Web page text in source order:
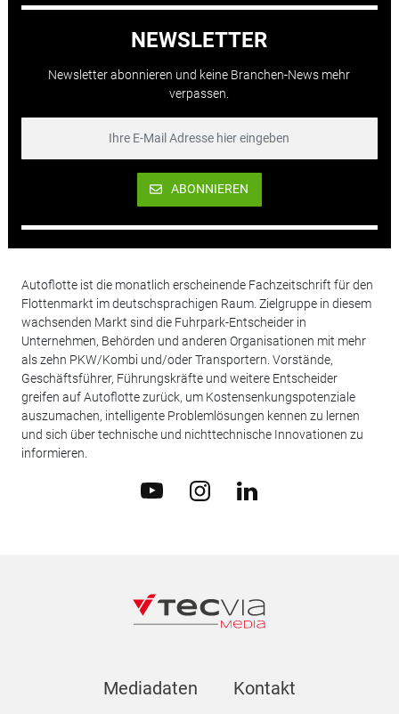
NEWSLETTER
Newsletter abonnieren und keine Branchen-News mehr
verpassen.
ABONNIEREN
Autoflotte ist die monatlich erscheinende Fachzeitschrift für den
Flottenmarkt im deutschsprachigen Raum. Zielgruppe in diesem
wachsenden Markt sind die Fuhrpark-Entscheider in
Unternehmen, Behörden und anderen Organisationen mit mehr
als zehn PKW/Kombi und/oder Transportern. Vorstände,
Geschäftsführer, Führungskräfte und weitere Entscheider
greifen auf Autoflotte zurück, um Kostensenkungspotenziale
auszumachen, intelligente Problemlösungen kennen zu lernen
und sich über technische und nichttechnische Innovationen zu
informieren.
Mediadaten Kontakt